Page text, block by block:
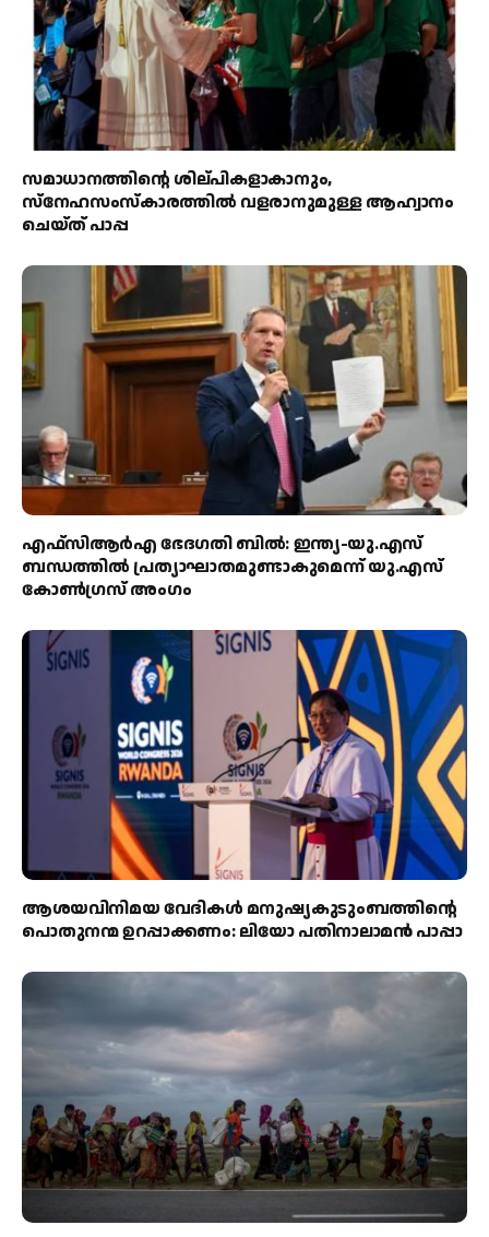
സമാധാനത്തിന്റെ ശില്പികളാകാനും,
സ്നേഹസംസ്കാരത്തിൽ വളരാനുമുള്ള ആഹ്വാനം
ചെയ്ത് പാപ്പ
എഫ്‌സിആർഎ ഭേദഗതി ബിൽ: ഇന്ത്യ-യു.എസ്
ബന്ധത്തിൽ പ്രത്യാഘാതമുണ്ടാകുമെന്ന് യു.എസ്
കോൺഗ്രസ് അംഗം
ആശയവിനിമയ വേദികൾ മനുഷ്യകുടുംബത്തിന്റെ
പൊതുനന്മ ഉറപ്പാക്കണം: ലിയോ പതിനാലാമൻ പാപ്പാ